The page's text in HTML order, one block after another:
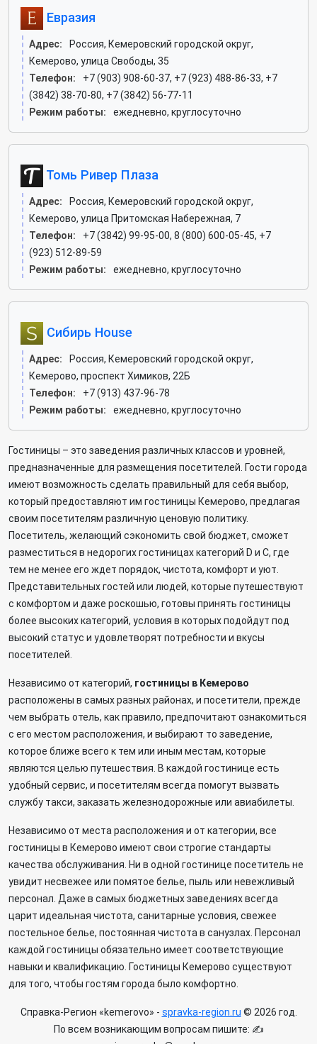
Евразия
Адрес:
Россия, Кемеровский городской округ,
Кемерово, улица Свободы, 35
Телефон:
+7 (903) 908-60-37, +7 (923) 488-86-33, +7
(3842) 38-70-80, +7 (3842) 56-77-11
Режим работы:
ежедневно, круглосуточно
Томь Ривер Плаза
Адрес:
Россия, Кемеровский городской округ,
Кемерово, улица Притомская Набережная, 7
Телефон:
+7 (3842) 99-95-00, 8 (800) 600-05-45, +7
(923) 512-89-59
Режим работы:
ежедневно, круглосуточно
Сибирь House
Адрес:
Россия, Кемеровский городской округ,
Кемерово, проспект Химиков, 22Б
Телефон:
+7 (913) 437-96-78
Режим работы:
ежедневно, круглосуточно
Гостиницы – это заведения различных классов и уровней,
предназначенные для размещения посетителей. Гости города
имеют возможность сделать правильный для себя выбор,
который предоставляют им гостиницы Кемерово, предлагая
своим посетителям различную ценовую политику.
Посетитель, желающий сэкономить свой бюджет, сможет
разместиться в недорогих гостиницах категорий D и C, где
тем не менее его ждет порядок, чистота, комфорт и уют.
Представительных гостей или людей, которые путешествуют
с комфортом и даже роскошью, готовы принять гостиницы
более высоких категорий, условия в которых подойдут под
высокий статус и удовлетворят потребности и вкусы
посетителей.
Независимо от категорий, гостиницы в Кемерово
расположены в самых разных районах, и посетители, прежде
чем выбрать отель, как правило, предпочитают ознакомиться
с его местом расположения, и выбирают то заведение,
которое ближе всего к тем или иным местам, которые
являются целью путешествия. В каждой гостинице есть
удобный сервис, и посетителям всегда помогут вызвать
службу такси, заказать железнодорожные или авиабилеты.
Независимо от места расположения и от категории, все
гостиницы в Кемерово имеют свои строгие стандарты
качества обслуживания. Ни в одной гостинице посетитель не
увидит несвежее или помятое белье, пыль или невежливый
персонал. Даже в самых бюджетных заведениях всегда
царит идеальная чистота, санитарные условия, свежее
постельное белье, постоянная чистота в санузлах. Персонал
каждой гостиницы обязательно имеет соответствующие
навыки и квалификацию. Гостиницы Кемерово существуют
для того, чтобы гостям города было комфортно.
Справка-Регион «kemerovo» - spravka-region.ru © 2026 год.
По всем возникающим вопросам пишите: ✍